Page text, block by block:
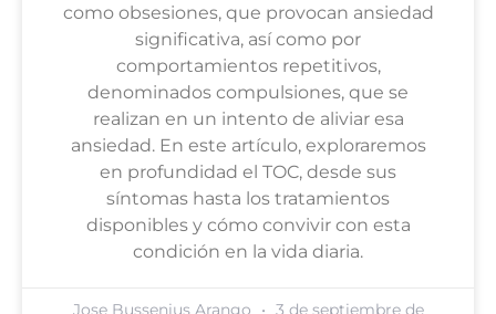
como obsesiones, que provocan ansiedad
significativa, así como por
comportamientos repetitivos,
denominados compulsiones, que se
realizan en un intento de aliviar esa
ansiedad. En este artículo, exploraremos
en profundidad el TOC, desde sus
síntomas hasta los tratamientos
disponibles y cómo convivir con esta
condición en la vida diaria.
Jose Bussenius Arango 3 de septiembre de